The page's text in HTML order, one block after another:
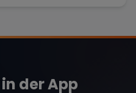
der App